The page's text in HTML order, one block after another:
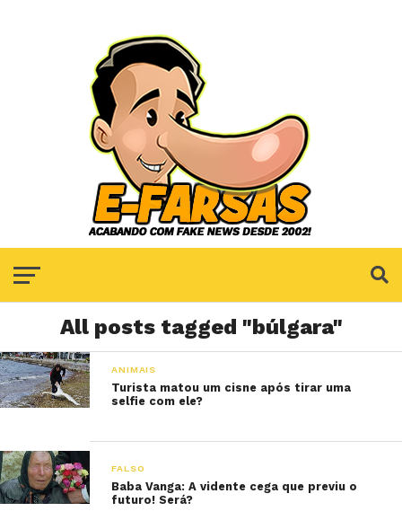
All posts tagged "búlgara"
ANIMAIS
Turista matou um cisne após tirar uma
selfie com ele?
FALSO
Baba Vanga: A vidente cega que previu o
futuro! Será?